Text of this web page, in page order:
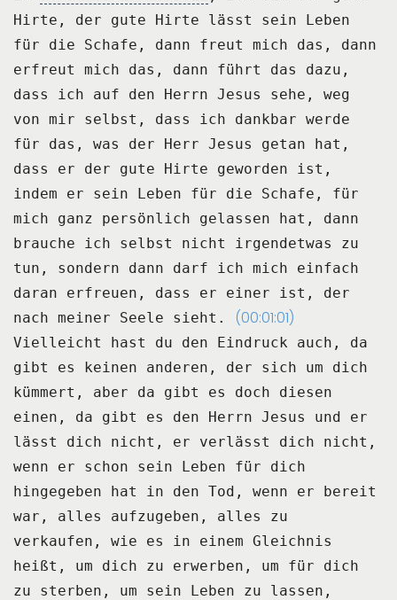
Hirte, der gute
Hirte lässt sein Leben
für die Schafe, dann freut mich das, dann
erfreut mich das,
dann führt das dazu,
dass ich auf den Herrn Jesus sehe, weg
von mir selbst, dass ich dankbar werde
für das, was der Herr Jesus getan hat,
dass er der gute Hirte geworden ist,
indem
er sein Leben für die Schafe, für
mich ganz persönlich gelassen hat, dann
brauche ich
selbst nicht irgendetwas zu
tun, sondern dann darf ich mich einfach
daran erfreuen, dass
er einer ist, der
nach meiner Seele sieht.
(00:01:01)
Vielleicht hast du den Eindruck auch, da
gibt es keinen anderen, der sich um dich
kümmert,
aber da gibt es doch diesen
einen, da gibt es den Herrn Jesus und er
lässt dich nicht,
er verlässt dich nicht,
wenn er schon sein Leben für dich
hingegeben hat in den Tod,
wenn er bereit
war, alles aufzugeben, alles zu
verkaufen, wie es in einem Gleichnis
heißt,
um dich zu erwerben, um für dich
zu sterben, um sein Leben zu lassen,